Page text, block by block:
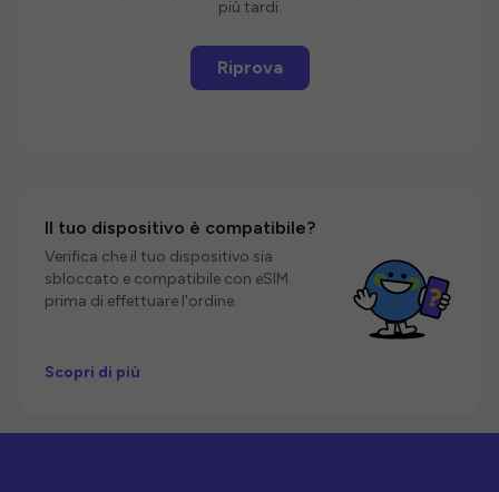
più tardi.
Riprova
Il tuo dispositivo è compatibile?
Verifica che il tuo dispositivo sia
sbloccato e compatibile con eSIM
prima di effettuare l'ordine.
Scopri di più